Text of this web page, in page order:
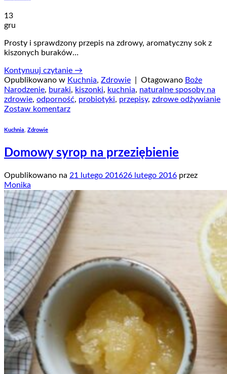
13
gru
Prosty i sprawdzony przepis na zdrowy, aromatyczny sok z
kiszonych buraków…
Kontynuuj czytanie →
Opublikowano w Kuchnia, Zdrowie Otagowano Boże
Narodzenie, buraki, kiszonki, kuchnia, naturalne sposoby na
zdrowie, odporność, probiotyki, przepisy, zdrowe odżywianie
Zostaw komentarz
Kuchnia Zdrowie
Domowy syrop na przeziębienie
Opublikowano na 21 lutego 201626 lutego 2016 przez
Monika